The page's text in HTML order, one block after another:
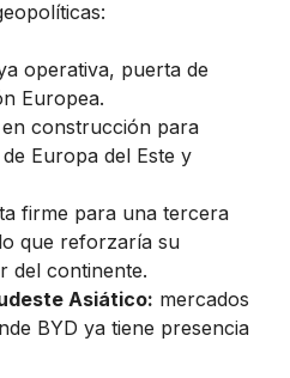
operativa, puerta de
Europea.
construcción para
Europa del Este y
firme para una tercera
que reforzaría su
del continente.
Asiático: mercados
BYD ya tiene presencia